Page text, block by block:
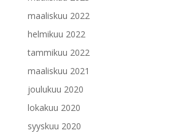
maaliskuu 2022
helmikuu 2022
tammikuu 2022
maaliskuu 2021
joulukuu 2020
lokakuu 2020
syyskuu 2020